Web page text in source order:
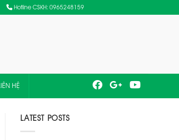
Hotline CSKH: 0965248159
LIÊN HỆ
LATEST POSTS